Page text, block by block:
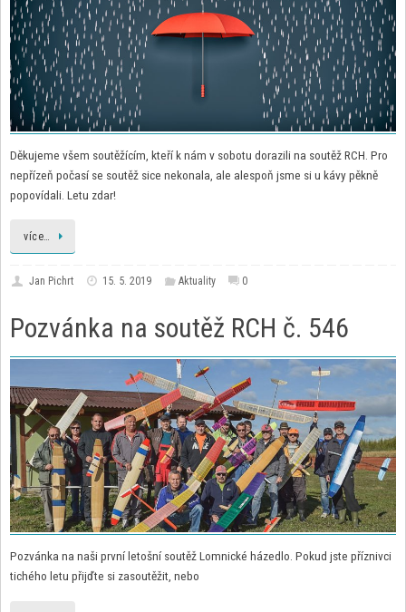
Děkujeme všem soutěžícím, kteří k nám v sobotu dorazili na soutěž RCH. Pro
nepřízeň počasí se soutěž sice nekonala, ale alespoň jsme si u kávy pěkně
popovídali. Letu zdar!
více…
Jan Pichrt 15. 5. 2019 Aktuality 0
Pozvánka na soutěž RCH č. 546
Pozvánka na naši první letošní soutěž Lomnické házedlo. Pokud jste příznivci
tichého letu přijďte si zasoutěžit, nebo